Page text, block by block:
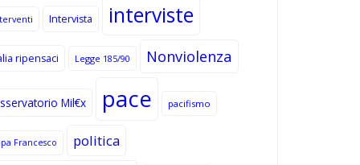
Intervista interviste
ripensaci Legge 185/90 Nonviolenza
Mil€x pace pacifismo
Francesco
politica